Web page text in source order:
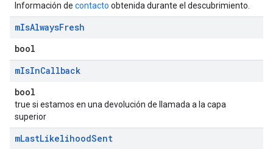
Información de contacto obtenida durante el descubrimiento.
mIsAlwaysFresh
bool
mIsInCallback
bool
true si estamos en una devolución de llamada a la capa
superior
mLastLikelihoodSent